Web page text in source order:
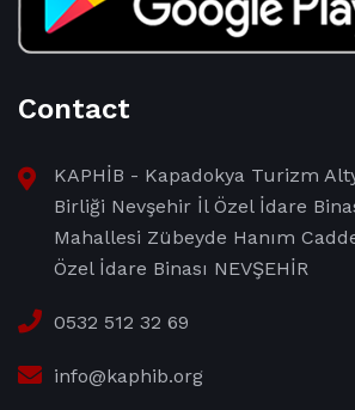
Contact
KAPHİB - Kapadokya Turizm
Birliği Nevşehir İl Özel İdare
Mahallesi Zübeyde Hanım
Özel İdare Binası NEVŞEHİR
0532 512 32 69
info@kaphib.org